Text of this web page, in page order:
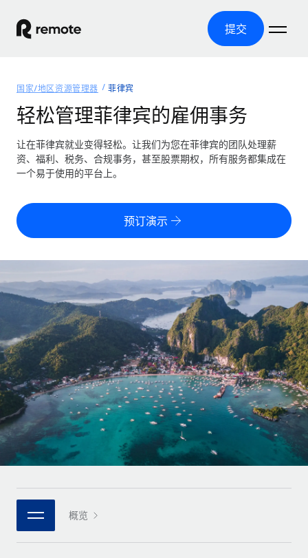
提交
产品
全球招聘
全球薪资管理
轻松运行合规薪资
零实体成本实现全球扩张
合同工管理
全球合同工入职与管理
PEO
外包复杂雇佣任务
基础设施
Remote Embedded
将人力资源无缝融入工作流程
团队的内置核心人力资源功能
连接 新的
使用我们的 MCP 将任何人工智能工具与 Remote 平台相连
覆盖全球
美国各州浏览器
Remote 无惧对比
了解我们的竞争优势
成长阶段
初创企业
为成长型企业量身打造的全球敏捷型人力资源与薪资解决方案
中型市场
通过定制化人力资源解决方案扩展团队
企业
与我们携手合作
战略技术合作伙伴
资源
工具与计算器
误分类风险计算工具
计算任何国家的员工总成本
合同工薪酬结算计算器
探索全球合同工的结算货币选项与结算速度
通过 REMOTE 学习
研究与指引
案例研究
人力资源术语表
核对表和模板
职位描述库
网络研讨会
定价
中文（简体）
English
Nederlands
Français
Deutsch
Español
Italiano
Português (Portugal)
日本語
登录
国家/地区资源管理器 菲律宾
轻松管理菲律宾的雇佣事务
让在菲律宾就业变得轻松。让我们为您在菲律宾的团队处理薪
资、福利、税务、合规事务，甚至股票期权，所有服务都集成在
一个易于使用的平台上。
预订演示
概览